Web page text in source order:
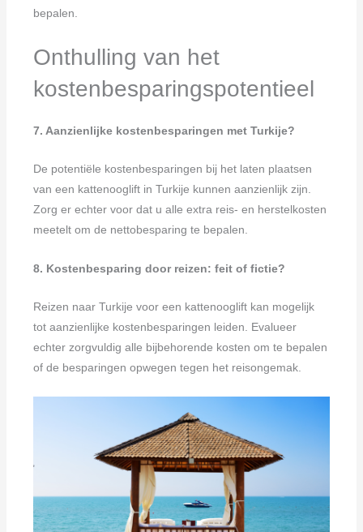
bepalen.
Onthulling van het
kostenbesparingspotentieel
7. Aanzienlijke kostenbesparingen met Turkije?
De potentiële kostenbesparingen bij het laten plaatsen
van een kattenooglift in Turkije kunnen aanzienlijk zijn.
Zorg er echter voor dat u alle extra reis- en herstelkosten
meetelt om de nettobesparing te bepalen.
8. Kostenbesparing door reizen: feit of fictie?
Reizen naar Turkije voor een kattenooglift kan mogelijk
tot aanzienlijke kostenbesparingen leiden. Evalueer
echter zorgvuldig alle bijbehorende kosten om te bepalen
of de besparingen opwegen tegen het reisongemak.